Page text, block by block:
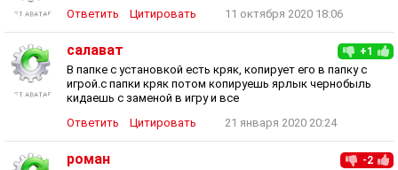
Ответить
Цитировать 11 октября 2020 18:06
+1
салават
В папке с установкой есть кряк, копирует его в папку с
игрой.с папки кряк потом копируешь ярлык чернобыль
кидаешь с заменой в игру и все
Ответить
Цитировать 21 января 2020 20:24
-2
роман